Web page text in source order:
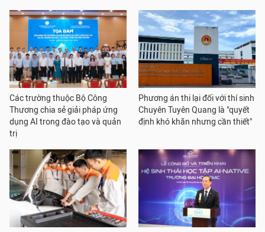
Các trường thuộc Bộ Công
Thương chia sẻ giải pháp ứng
dụng AI trong đào tạo và quản
trị
Phương án thi lại đối với thí sinh
Chuyên Tuyên Quang là "quyết
định khó khăn nhưng cần thiết"